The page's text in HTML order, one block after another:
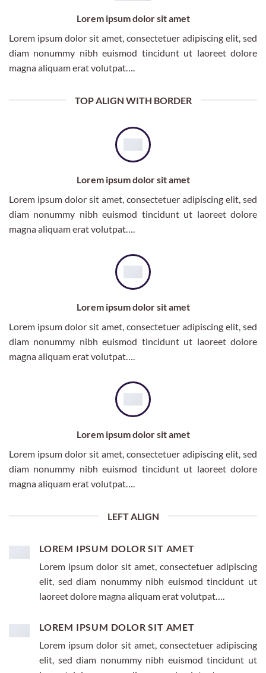
Lorem ipsum dolor sit amet
Lorem ipsum dolor sit amet, consectetuer adipiscing elit, sed
diam nonummy nibh euismod tincidunt ut laoreet dolore
magna aliquam erat volutpat….
TOP ALIGN WITH BORDER
Lorem ipsum dolor sit amet
Lorem ipsum dolor sit amet, consectetuer adipiscing elit, sed
diam nonummy nibh euismod tincidunt ut laoreet dolore
magna aliquam erat volutpat….
Lorem ipsum dolor sit amet
Lorem ipsum dolor sit amet, consectetuer adipiscing elit, sed
diam nonummy nibh euismod tincidunt ut laoreet dolore
magna aliquam erat volutpat….
Lorem ipsum dolor sit amet
Lorem ipsum dolor sit amet, consectetuer adipiscing elit, sed
diam nonummy nibh euismod tincidunt ut laoreet dolore
magna aliquam erat volutpat….
LEFT ALIGN
LOREM IPSUM DOLOR SIT AMET
Lorem ipsum dolor sit amet, consectetuer adipiscing
elit, sed diam nonummy nibh euismod tincidunt ut
laoreet dolore magna aliquam erat volutpat….
LOREM IPSUM DOLOR SIT AMET
Lorem ipsum dolor sit amet, consectetuer adipiscing
elit, sed diam nonummy nibh euismod tincidunt ut